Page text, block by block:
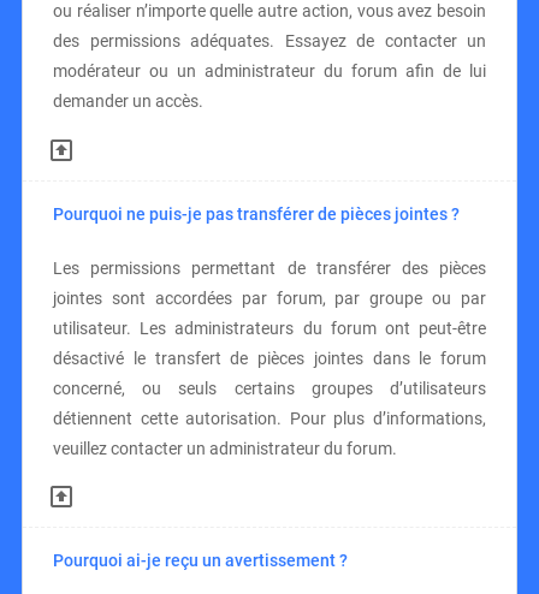
ou réaliser n’importe quelle autre action, vous avez besoin
des permissions adéquates. Essayez de contacter un
modérateur ou un administrateur du forum afin de lui
demander un accès.
Pourquoi ne puis-je pas transférer de pièces jointes ?
Les permissions permettant de transférer des pièces
jointes sont accordées par forum, par groupe ou par
utilisateur. Les administrateurs du forum ont peut-être
désactivé le transfert de pièces jointes dans le forum
concerné, ou seuls certains groupes d’utilisateurs
détiennent cette autorisation. Pour plus d’informations,
veuillez contacter un administrateur du forum.
Pourquoi ai-je reçu un avertissement ?